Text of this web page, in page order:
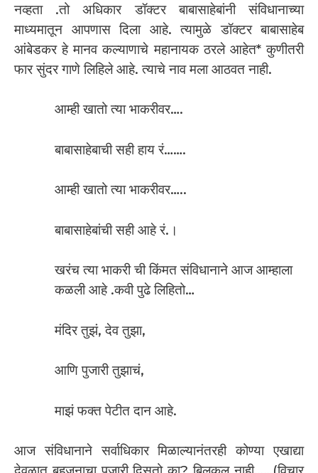
नव्हता .तो अधिकार डॉक्टर बाबासाहेबांनी संविधानाच्या
माध्यमातून आपणास दिला आहे. त्यामुळे डॉक्टर बाबासाहेब
आंबेडकर हे मानव कल्याणाचे महानायक ठरले आहेत* कुणीतरी
फार सुंदर गाणे लिहिले आहे. त्याचे नाव मला आठवत नाही.
आम्ही खातो त्या भाकरीवर….
बाबासाहेबाची सही हाय रं…….
आम्ही खातो त्या भाकरीवर…..
बाबासाहेबांची सही आहे रं.।
खरंच त्या भाकरी ची किंमत संविधानाने आज आम्हाला
कळली आहे .कवी पुढे लिहितो…
मंदिर तुझं, देव तुझा,
आणि पुजारी तुझाचं,
माझं फक्त पेटीत दान आहे.
आज संविधानाने सर्वाधिकार मिळाल्यानंतरही कोण्या एखाद्या